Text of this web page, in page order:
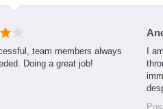
team members always
Doing a great job!
I